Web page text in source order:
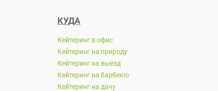
КУДА
Кейтеринг в офис
Кейтеринг на природу
Кейтеринг на выезд
Кейтеринг на барбекю
Кейтеринг на дачу